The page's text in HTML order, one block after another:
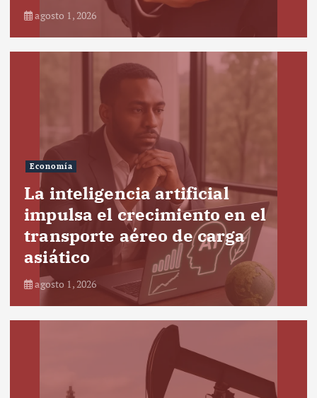
agosto 1, 2026
Economía
La inteligencia artificial
impulsa el crecimiento en el
transporte aéreo de carga
asiático
agosto 1, 2026